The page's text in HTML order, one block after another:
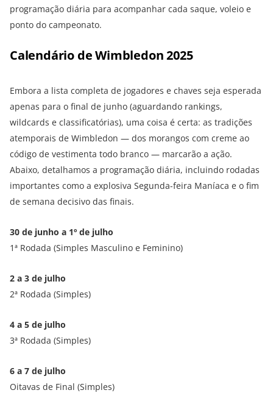
programação diária para acompanhar cada saque, voleio e
ponto do campeonato.
Calendário de Wimbledon 2025
Embora a lista completa de jogadores e chaves seja esperada
apenas para o final de junho (aguardando rankings,
wildcards e classificatórias), uma coisa é certa: as tradições
atemporais de Wimbledon — dos morangos com creme ao
código de vestimenta todo branco — marcarão a ação.
Abaixo, detalhamos a programação diária, incluindo rodadas
importantes como a explosiva Segunda-feira Maníaca e o fim
de semana decisivo das finais.
30 de junho a 1º de julho
1ª Rodada (Simples Masculino e Feminino)
2 a 3 de julho
2ª Rodada (Simples)
4 a 5 de julho
3ª Rodada (Simples)
6 a 7 de julho
Oitavas de Final (Simples)